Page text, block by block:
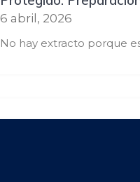
6 abril, 2026
No hay extracto porque